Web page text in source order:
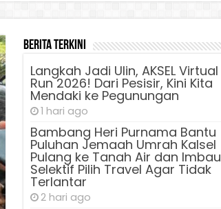
Berita Terkini
Langkah Jadi Ulin, AKSEL Virtual
Run 2026! Dari Pesisir, Kini Kita
Mendaki ke Pegunungan
1 hari ago
Bambang Heri Purnama Bantu
Puluhan Jemaah Umrah Kalsel
Pulang ke Tanah Air dan Imbau
Selektif Pilih Travel Agar Tidak
Terlantar
2 hari ago